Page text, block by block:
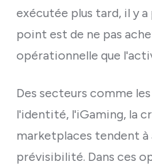
exécutée plus tard, il y
point est de ne pas
opérationnelle que
Des secteurs comme
l'identité, l'iGaming, la
marketplaces tendent à
prévisibilité. Dans ces